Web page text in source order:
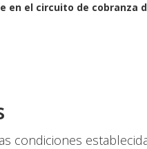
en el circuito de cobranza
condiciones